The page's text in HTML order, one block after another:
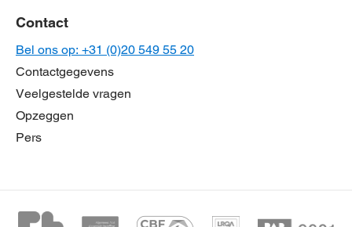
Contact
Bel ons op: +31 (0)20 549 55 20
Contactgegevens
Veelgestelde vragen
Opzeggen
Pers